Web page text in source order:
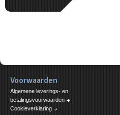
Voorwaarden
Algemene leverings- en
betalingsvoorwaarden
Cookieverklaring